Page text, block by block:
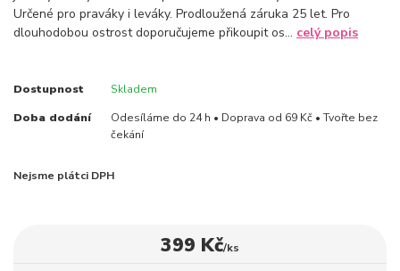
Určené pro praváky i leváky. Prodloužená záruka 25 let. Pro
dlouhodobou ostrost doporučujeme přikoupit os... celý popis
Dostupnost Skladem
Doba dodání
Odesíláme do 24 h • Doprava od 69 Kč • Tvořte bez
čekání
Nejsme plátci DPH
399 Kč/ks